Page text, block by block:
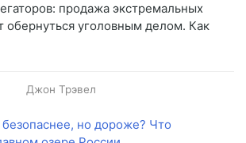
продажа экстремальных
обернуться уголовным делом. Как
Джон Трэвел